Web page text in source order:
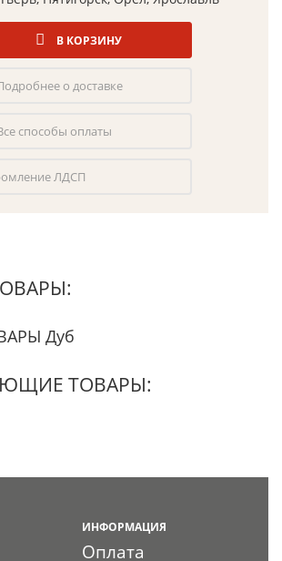
В КОРЗИНУ
о доставке
способы оплаты
ЛДСП
Дуб
ТОВАРЫ:
ИНФОРМАЦИЯ
Оплата